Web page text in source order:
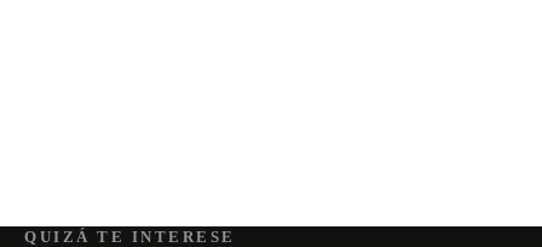
QUIZÁ TE INTERESE